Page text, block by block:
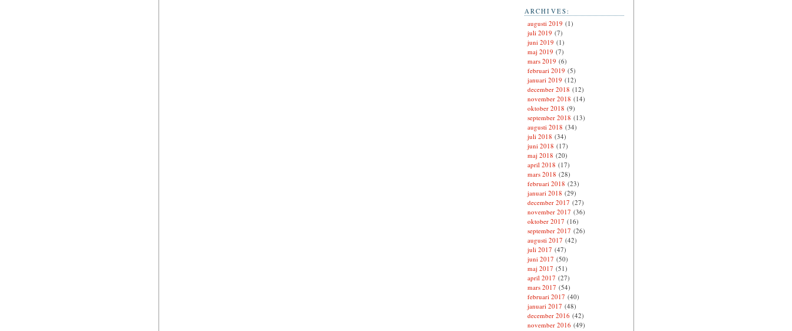
ARCHIVES:
augusti 2019 (1)
juli 2019 (7)
juni 2019 (1)
maj 2019 (7)
mars 2019 (6)
februari 2019 (5)
januari 2019 (12)
december 2018 (12)
november 2018 (14)
oktober 2018 (9)
september 2018 (13)
augusti 2018 (34)
juli 2018 (34)
juni 2018 (17)
maj 2018 (20)
april 2018 (17)
mars 2018 (28)
februari 2018 (23)
januari 2018 (29)
december 2017 (27)
november 2017 (36)
oktober 2017 (16)
september 2017 (26)
augusti 2017 (42)
juli 2017 (47)
juni 2017 (50)
maj 2017 (51)
april 2017 (27)
mars 2017 (54)
februari 2017 (40)
januari 2017 (48)
december 2016(42)
november 2016(49)